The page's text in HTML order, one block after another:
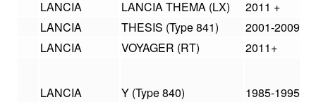
LANCIA
LANCIA THEMA (LX) 2011 +
LANCIA
THESIS (Type 841) 2001-2009
LANCIA
VOYAGER (RT) 2011+
LANCIA Y (Type 840) 1985-1995